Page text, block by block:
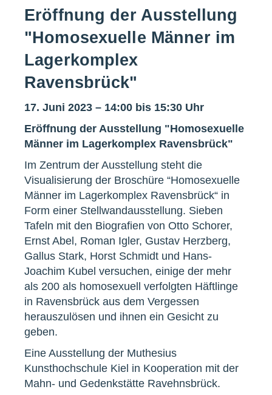
Eröffnung der Ausstellung
"Homosexuelle Männer im
Lagerkomplex
Ravensbrück"
17. Juni 2023 – 14:00 bis 15:30 Uhr
Eröffnung der Ausstellung "Homosexuelle
Männer im Lagerkomplex Ravensbrück"
Im Zentrum der Ausstellung steht die
Visualisierung der Broschüre “Homosexuelle
Männer im Lagerkomplex Ravensbrück“ in
Form einer Stellwandausstellung. Sieben
Tafeln mit den Biografien von Otto Schorer,
Ernst Abel, Roman Igler, Gustav Herzberg,
Gallus Stark, Horst Schmidt und Hans-
Joachim Kubel versuchen, einige der mehr
als 200 als homosexuell verfolgten Häftlinge
in Ravensbrück aus dem Vergessen
herauszulösen und ihnen ein Gesicht zu
geben.
Eine Ausstellung der Muthesius
Kunsthochschule Kiel in Kooperation mit der
Mahn- und Gedenkstätte Ravehnsbrück.